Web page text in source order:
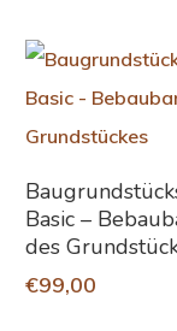
In Den
Basic –
des
€99,00